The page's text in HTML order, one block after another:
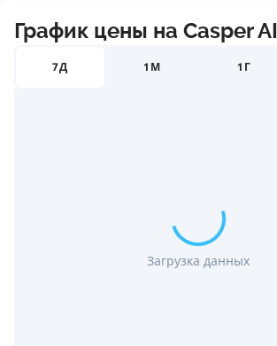
График цены на Casper AI
7Д 1М 1Г
Загрузка данных